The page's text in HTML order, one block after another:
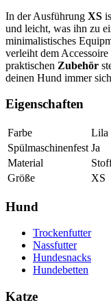
In der Ausführung XS
und leicht, was ihn zu
minimalistisches
verleiht dem
praktischen Zubehör
deinen Hund immer
Eigenschaften
Farbe
Lila
Spülmaschinenfest Ja
Material
Größe
XS
Hund
Trockenfutter
Nassfutter
Hundesnacks
Hundebetten
Katze